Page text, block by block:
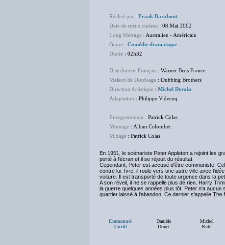
Réalisé par : Frank Darabont
Date de sortie cinéma : 08 Mai 2002
Long Métrage : Australien - Américain
Genre : Comédie dramatique
Durée : 02h32
Distributeur Français : Warner Bros France
Maison de Doublage : Dubbing Brothers
Direction Artistique : Michel Derain
Adaptation : Philippe Videcoq
Enregistrement : Patrick Colas
Montage : Alban Colombet
Mixage : Patrick Colas
En 1951, le scénariste Peter Appleton a rejoint les
porté à l'écran et il se réjouit du résultat.
Cependant, Peter est accusé d'être communiste.
contre lui. Ivre, il roule vers une autre ville avec
voiture. Il est transporté de toute urgence dans la
A son réveil, il ne se rappelle plus de rien. Harry
la guerre quelques années plus tôt. Peter n'a
quartier laissé à l'abandon. Ce dernier s'appelle The
Emmanuel
Curtil
Danièle
Douet
Michel
Ruhl